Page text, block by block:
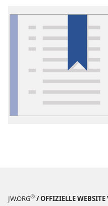
JW.ORG® / OFFIZIELLE WEBSITE